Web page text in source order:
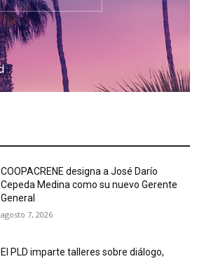
COOPACRENE designa a José Darío
Cepeda Medina como su nuevo Gerente
General
agosto 7, 2026
El PLD imparte talleres sobre diálogo,